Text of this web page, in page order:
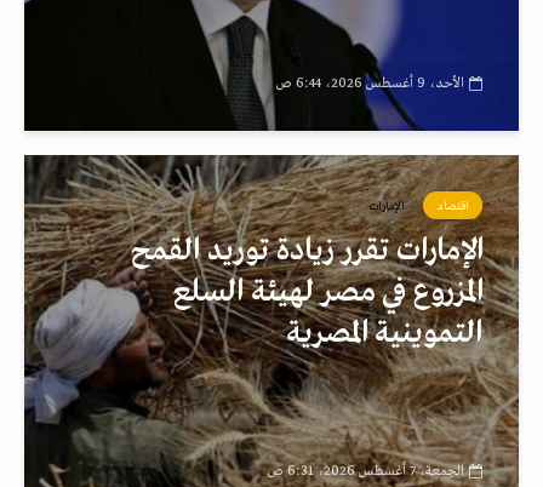
الأحد، 9 أغسطس 2026، 6:44 ص
اقتصاد الإمارات
الإمارات تقرر زيادة توريد القمح
المزروع في مصر لهيئة السلع
التموينية المصرية
الجمعة، 7 أغسطس 2026، 6:31 ص